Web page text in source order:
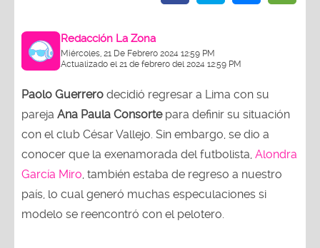
Redacción La Zona
Miércoles, 21 De Febrero 2024 12:59 PM
Actualizado el 21 de febrero del 2024 12:59 PM
Paolo Guerrero decidió regresar a Lima con su
pareja Ana Paula Consortepara definir su situación
con el club César Vallejo. Sin embargo, se dio a
conocer que la exenamorada del futbolista, Alondra
García Miro , también estaba de regreso a nuestro
país, lo cual generó muchas especulaciones si
modelo se reencontró con el pelotero.